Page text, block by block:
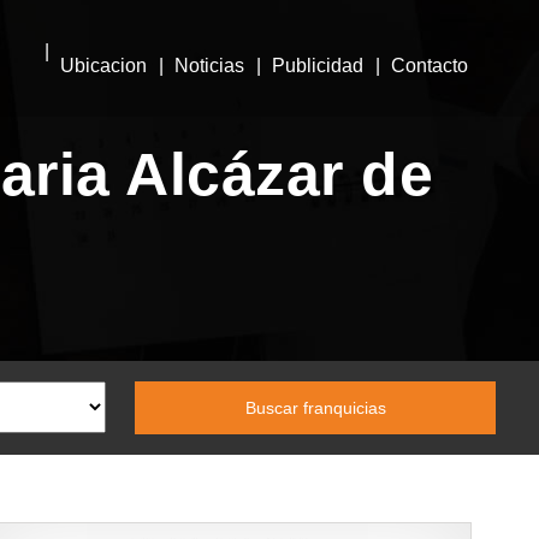
Ubicacion Noticias Publicidad Contacto
Alcázar de